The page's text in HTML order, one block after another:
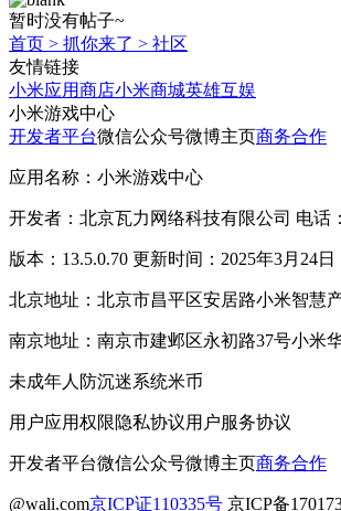
暂时没有帖子~
首页 > 抓你来了 > 社区
友情链接
小米应用商店小米商城英雄互娱
小米游戏中心
开发者平台微信公众号微博主页商务合作
应用名称：小米游戏中心
开发者：北京瓦力网络科技有限公司 电话
版本：13.5.0.70 更新时间：2025年3月24日
北京地址：北京市昌平区安居路小米智慧
南京地址：南京市建邺区永初路37号小米
未成年人防沉迷系统米币
用户应用权限隐私协议用户服务协议
开发者平台微信公众号微博主页商务合作
@wali.com京ICP证110335号 京ICP备